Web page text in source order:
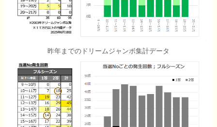
昨年までのドリームジャンボ集計データ